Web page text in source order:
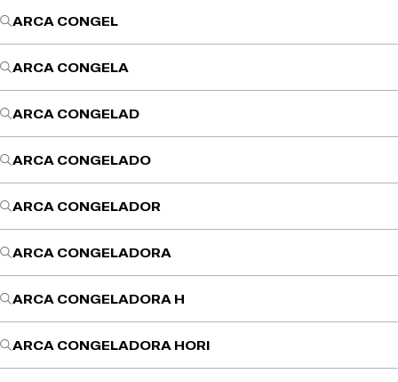
ARCA CONGEL
ARCA CONGELA
ARCA CONGELAD
ARCA CONGELADO
ARCA CONGELADOR
ARCA CONGELADORA
ARCA CONGELADORA H
ARCA CONGELADORA HORI